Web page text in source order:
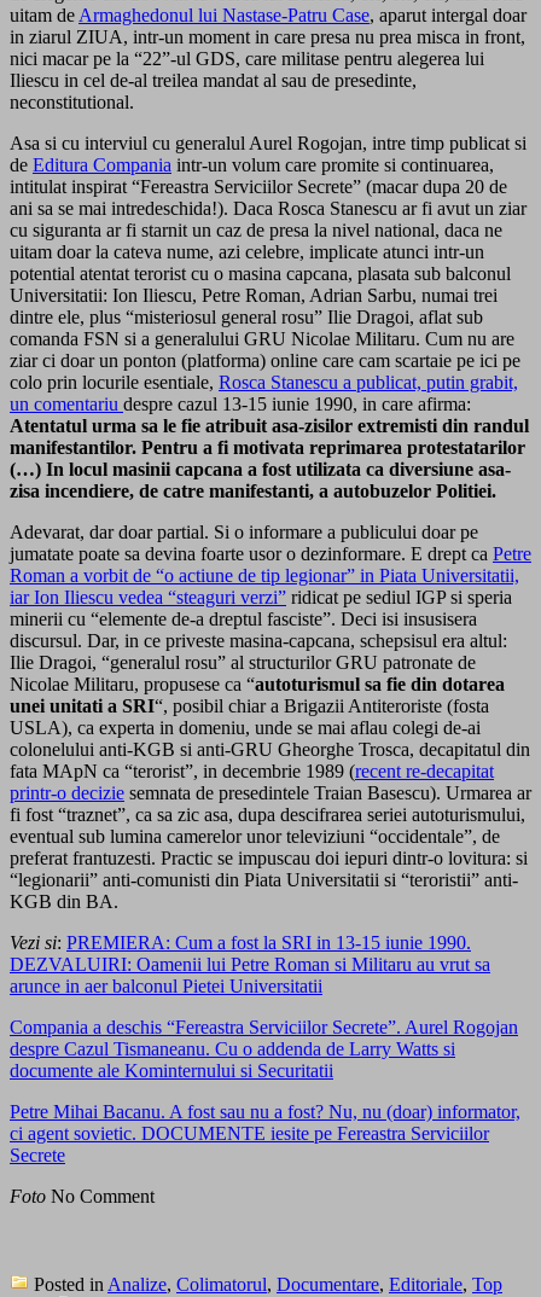
uitam de Armaghedonul lui Nastase-Patru Case, aparut intergal doar
in ziarul ZIUA, intr-un moment in care presa nu prea misca in front,
nici macar pe la “22”-ul GDS, care militase pentru alegerea lui
Iliescu in cel de-al treilea mandat al sau de presedinte,
neconstitutional.
Asa si cu interviul cu generalul Aurel Rogojan, intre timp publicat si
de Editura Compania intr-un volum care promite si continuarea,
intitulat inspirat “Fereastra Serviciilor Secrete” (macar dupa 20 de
ani sa se mai intredeschida!). Daca Rosca Stanescu ar fi avut un ziar
cu siguranta ar fi starnit un caz de presa la nivel national, daca ne
uitam doar la cateva nume, azi celebre, implicate atunci intr-un
potential atentat terorist cu o masina capcana, plasata sub balconul
Universitatii: Ion Iliescu, Petre Roman, Adrian Sarbu, numai trei
dintre ele, plus “misteriosul general rosu” Ilie Dragoi, aflat sub
comanda FSN si a generalului GRU Nicolae Militaru. Cum nu are
ziar ci doar un ponton (platforma) online care cam scartaie pe ici pe
colo prin locurile esentiale, Rosca Stanescu a publicat, putin grabit,
un comentariu despre cazul 13-15 iunie 1990, in care afirma:
Atentatul urma sa le fie atribuit asa-zisilor extremisti din randul
manifestantilor. Pentru a fi motivata reprimarea protestatarilor
(…) In locul masinii capcana a fost utilizata ca diversiune asa-
zisa incendiere, de catre manifestanti, a autobuzelor Politiei.
Adevarat, dar doar partial. Si o informare a publicului doar pe
jumatate poate sa devina foarte usor o dezinformare. E drept ca Petre
Roman a vorbit de “o actiune de tip legionar” in Piata Universitatii,
iar Ion Iliescu vedea “steaguri verzi” ridicat pe sediul IGP si speria
minerii cu “elemente de-a dreptul fasciste”. Deci isi insusisera
discursul. Dar, in ce priveste masina-capcana, schepsisul era altul:
Ilie Dragoi, “generalul rosu” al structurilor GRU patronate de
Nicolae Militaru, propusese ca “autoturismul sa fie din dotarea
unei unitati a SRI“, posibil chiar a Brigazii Antiteroriste (fosta
USLA), ca experta in domeniu, unde se mai aflau colegi de-ai
colonelului anti-KGB si anti-GRU Gheorghe Trosca, decapitatul din
fata MApN ca “terorist”, in decembrie 1989 (recent re-decapitat
printr-o decizie semnata de presedintele Traian Basescu). Urmarea ar
fi fost “traznet”, ca sa zic asa, dupa descifrarea seriei autoturismului,
eventual sub lumina camerelor unor televiziuni “occidentale”, de
preferat frantuzesti. Practic se impuscau doi iepuri dintr-o lovitura: si
“legionarii” anti-comunisti din Piata Universitatii si “teroristii” anti-
KGB din BA.
Vezi si: PREMIERA: Cum a fost la SRI in 13-15 iunie 1990.
DEZVALUIRI: Oamenii lui Petre Roman si Militaru au vrut sa
arunce in aer balconul Pietei Universitatii
Compania a deschis “Fereastra Serviciilor Secrete”. Aurel Rogojan
despre Cazul Tismaneanu. Cu o addenda de Larry Watts si
documente ale Kominternului si Securitatii
Petre Mihai Bacanu. A fost sau nu a fost? Nu, nu (doar) informator,
ci agent sovietic. DOCUMENTE iesite pe Fereastra Serviciilor
Secrete
Foto No Comment
Posted in Analize, Colimatorul, Documentare, Editoriale, Top